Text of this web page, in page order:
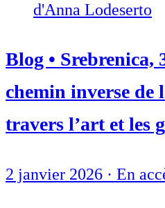
d'Anna Lodeserto
Blog • Srebrenica,
chemin inverse de
travers l’art et les
2 janvier 2026 · En